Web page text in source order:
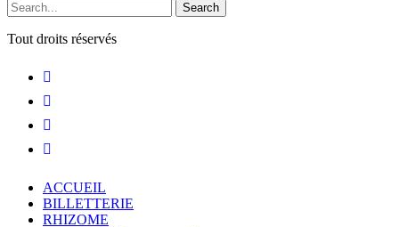
Search
Tout droits réservés
ACCUEIL
BILLETTERIE
RHIZOME